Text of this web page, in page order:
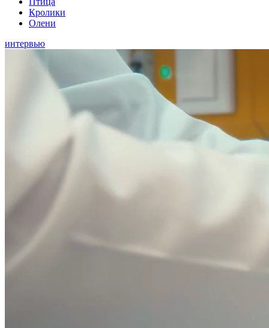
Кролики
Олени
интервью